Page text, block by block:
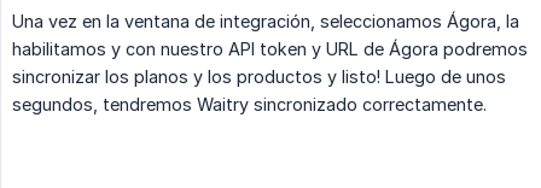
Una vez en la ventana de integración, seleccionamos Ágora, la
habilitamos y con nuestro API token y URL de Ágora podremos
sincronizar los planos y los productos y listo! Luego de unos
segundos, tendremos Waitry sincronizado correctamente.